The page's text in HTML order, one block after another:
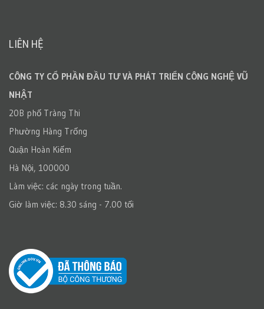
LIÊN HỆ
CÔNG TY CỔ PHẦN ĐẦU TƯ VÀ PHÁT TRIỂN CÔNG NGHỆ VŨ
NHẬT
20B phố Tràng Thi
Phường Hàng Trống
Quận Hoàn Kiếm
Hà Nội, 100000
Làm việc: các ngày trong tuần.
Giờ làm việc: 8.30 sáng - 7.00 tối